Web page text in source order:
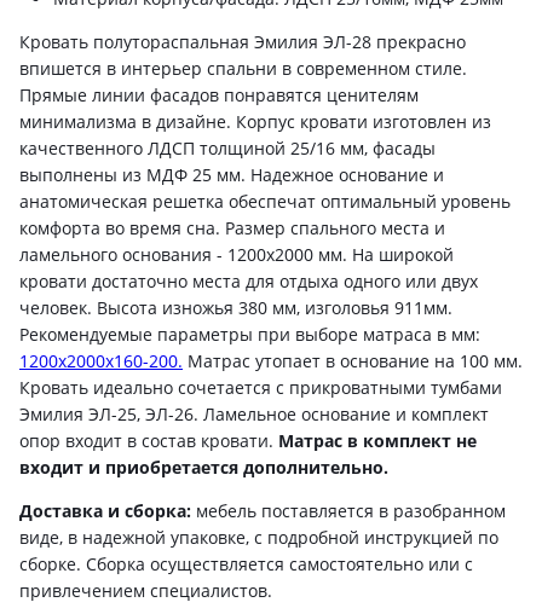
Кровать полутораспальная Эмилия ЭЛ-28 прекрасно
впишется в интерьер спальни в современном стиле.
Прямые линии фасадов понравятся ценителям
минимализма в дизайне. Корпус кровати изготовлен из
качественного ЛДСП толщиной 25/16 мм, фасады
выполнены из МДФ 25 мм. Надежное основание и
анатомическая решетка обеспечат оптимальный уровень
комфорта во время сна. Размер спального места и
ламельного основания - 1200х2000 мм. На широкой
кровати достаточно места для отдыха одного или двух
человек. Высота изножья 380 мм, изголовья 911мм.
Рекомендуемые параметры при выборе матраса в мм:
1200х2000х160-200. Матрас утопает в основание на 100 мм.
Кровать идеально сочетается с прикроватными тумбами
Эмилия ЭЛ-25, ЭЛ-26. Ламельное основание и комплект
опор входит в состав кровати. Матрас в комплект не
входит и приобретается дополнительно.
Доставка и сборка: мебель поставляется в разобранном
виде, в надежной упаковке, с подробной инструкцией по
сборке. Сборка осуществляется самостоятельно или с
привлечением специалистов.